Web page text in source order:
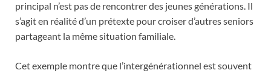
principal n’est pas de rencontrer des jeunes générations. Il
s’agit en réalité d’un prétexte pour croiser d’autres seniors
partageant la même situation familiale.
Cet exemple montre que l’intergénérationnel est souvent